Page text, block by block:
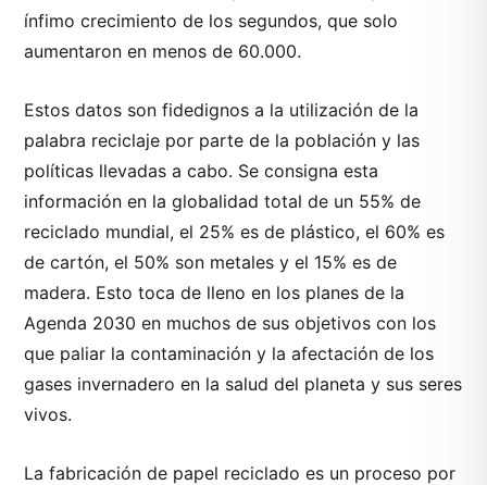
ínfimo crecimiento de los segundos, que solo
aumentaron en menos de 60.000.
Estos datos son fidedignos a la utilización de la
palabra reciclaje por parte de la población y las
políticas llevadas a cabo. Se consigna esta
información en la globalidad total de un 55% de
reciclado mundial, el 25% es de plástico, el 60% es
de cartón, el 50% son metales y el 15% es de
madera. Esto toca de lleno en los planes de la
Agenda 2030 en muchos de sus objetivos con los
que paliar la contaminación y la afectación de los
gases invernadero en la salud del planeta y sus seres
vivos.
La fabricación de papel reciclado es un proceso por